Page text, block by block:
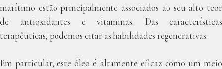
marítimo estão principalmente associados ao seu alto teor
de antioxidantes e vitaminas. Das características
terapêuticas, podemos citar as habilidades regenerativas.
Em particular, este óleo é altamente eficaz como um meio